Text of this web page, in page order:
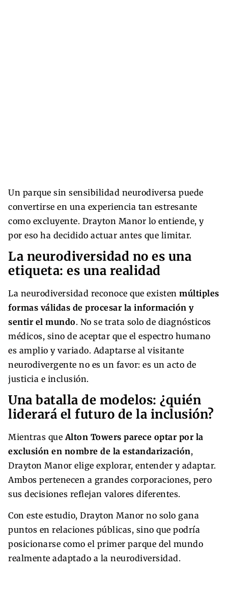
Un parque sin sensibilidad neurodiversa puede
convertirse en una experiencia tan estresante
como excluyente. Drayton Manor lo entiende, y
por eso ha decidido actuar antes que limitar.
La neurodiversidad no es una
etiqueta: es una realidad
La neurodiversidad reconoce que existen múltiples
formas válidas de procesar la información y
sentir el mundo. No se trata solo de diagnósticos
médicos, sino de aceptar que el espectro humano
es amplio y variado. Adaptarse al visitante
neurodivergente no es un favor: es un acto de
justicia e inclusión.
Una batalla de modelos: ¿quién
liderará el futuro de la inclusión?
Mientras que Alton Towers parece optar por la
exclusión en nombre de la estandarización,
Drayton Manor elige explorar, entender y adaptar.
Ambos pertenecen a grandes corporaciones, pero
sus decisiones reflejan valores diferentes.
Con este estudio, Drayton Manor no solo gana
puntos en relaciones públicas, sino que podría
posicionarse como el primer parque del mundo
realmente adaptado a la neurodiversidad.